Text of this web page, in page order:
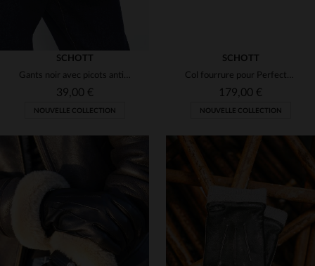
S/M
SCHOTT
Gants noir avec picots antidérapants
39,00 €
NOUVELLE COLLECTION
SCHOTT
Col fourrure pour Perfecto Schott NYC
179,00 €
NOUVELLE COLLECTION